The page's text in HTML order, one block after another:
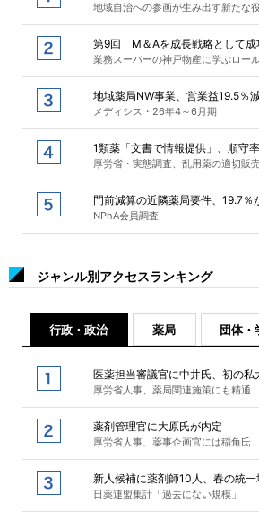
地域自治への参画が生み出す新たな
第9回 M＆Aを成長戦略として成
業務スーパーの神戸物産に学ぶロー
地域薬局NW事業、営業益19.5％
メディシス・26年4～6月期
1類薬「文書で情報提供」、順守
厚労省・実態調査、乱用薬の適切販
門前減算の近隣薬局要件、19.7％
NPhA会員調査
ジャンル別アクセスランキング
行政・政治 薬局 団体・
医薬担当審議官に中井氏、初の私
厚労省人事、薬局関連施策にも精通
薬剤管理官に大原氏が内定
厚労省人事、薬事企画官には稲角氏
新人候補に薬剤師10人、春の統
日薬連盟集計「過去にない規模」